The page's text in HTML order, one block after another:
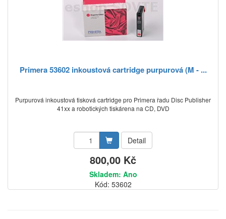
Primera 53602 inkoustová cartridge purpurová (M - ...
Purpurová inkoustová tisková cartridge pro Primera řadu Disc Publisher
41xx a robotických tiskárena na CD, DVD
Detail
800,00 Kč
Skladem: Ano
Kód: 53602